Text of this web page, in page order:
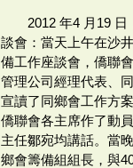
2012 年4 月19
談會：當天上午在沙
備工作座談會，僑聯
管理公司經理代表、
宣讀了同鄉會工作方
僑聯會各主席作了動
主任鄒宛均講話。當
鄉會籌備組組長，與